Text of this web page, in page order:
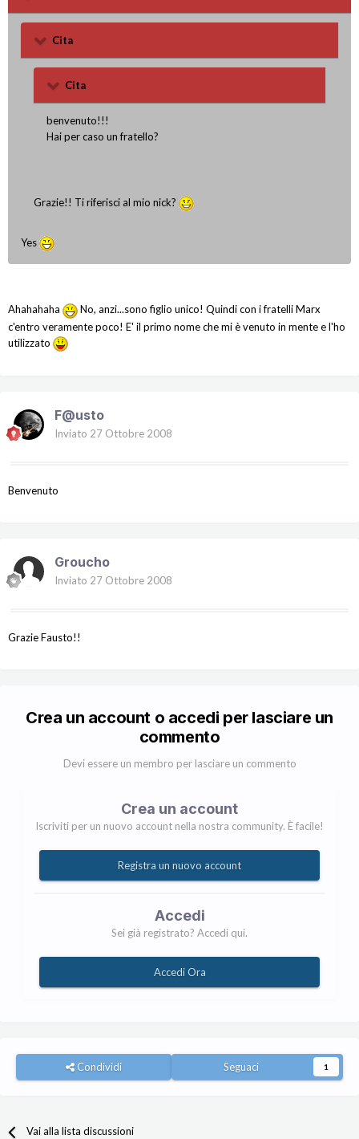
Cita
Cita
benvenuto!!!
Hai per caso un fratello?
Grazie!! Ti riferisci al mio nick?
Yes
Ahahahaha
No, anzi...sono figlio unico! Quindi con i fratelli Marx
c'entro veramente poco! E' il primo nome che mi è venuto in mente e l'ho
utilizzato
F@usto
Inviato 27 Ottobre 2008
Benvenuto
Groucho
Inviato 27 Ottobre 2008
Grazie Fausto!!
Crea un account o accedi per lasciare un
commento
Devi essere un membro per lasciare un commento
Crea un account
Iscriviti per un nuovo account nella nostra community. È facile!
Registra un nuovo account
Accedi
Sei già registrato? Accedi qui.
Accedi Ora
Condividi Seguaci 1
Vai alla lista discussioni